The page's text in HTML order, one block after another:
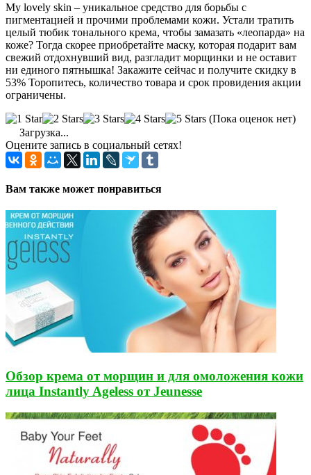
My lovely skin – уникальное средство для борьбы с
пигментацией и прочими проблемами кожи. Устали тратить
целый тюбик тонального крема, чтобы замазать «леопарда» на
коже? Тогда скорее приобретайте маску, которая подарит вам
свежий отдохнувший вид, разгладит морщинки и не оставит
ни единого пятнышка! Закажите сейчас и получите скидку в
53% Торопитесь, количество товара и срок провидения акции
ограничены.
(Пока оценок нет)
Загрузка...
Оцените запись в социальный сетях!
Вам также может понравиться
Обзор крема от морщин и для омоложения кожи
лица Instantly Ageless от Jeunesse